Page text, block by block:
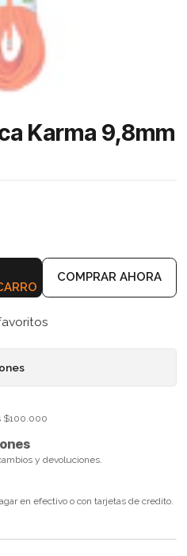
Karma 9,8mm
COMPRAR AHORA
$100.000
y devoluciones.
en efectivo o con tarjetas de credito.